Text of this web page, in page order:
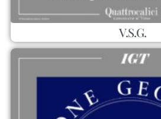
V.S.G.